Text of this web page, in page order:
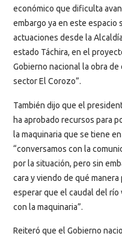
económico que dificulta
embargo ya en este espacio
actuaciones desde la
estado Táchira, en el
Gobierno nacional la obra
sector El Corozo”.
También dijo que el
ha aprobado recursos para
la maquinaria que se tiene
“conversamos con la
por la situación, pero sin
cara y viendo de qué
esperar que el caudal del río
con la maquinaria”.
Reiteró que el Gobierno